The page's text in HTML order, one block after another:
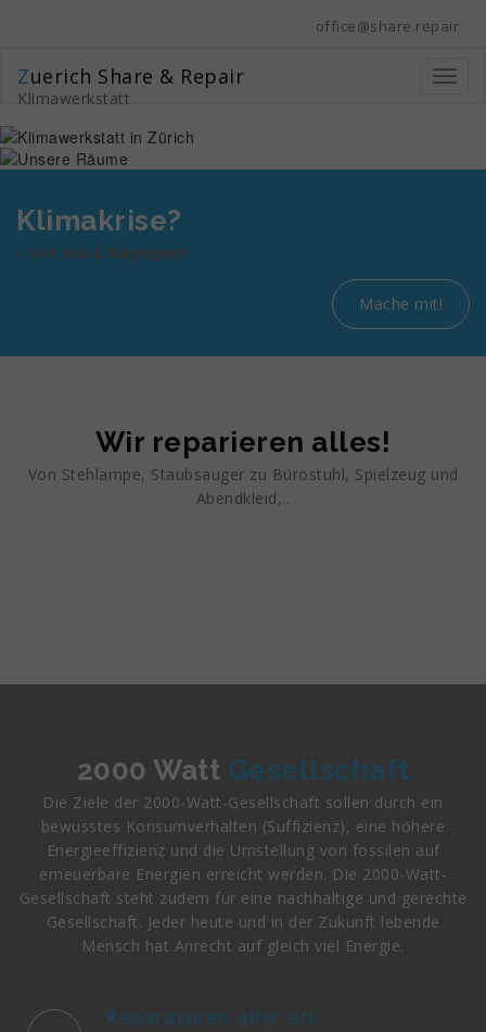
office@share.repair
Zuerich Share & Repair
Klimawerkstatt
Klimakrise?
– wir sind dagegen!
Mache mit!
Wir reparieren alles!
Von Stehlampe, Staubsauger zu Bürostuhl, Spielzeug und
Abendkleid,..
machen. Ob Holz, Metall oder Kunststoff, unsere schlauen Köpfe werden
repariert werden. In den täglichen geöffneten Nähatelier kann unter
2000 Watt Gesellschaft
Die Ziele der 2000-Watt-Gesellschaft sollen durch ein
bewusstes Konsumverhalten (Suffizienz), eine höhere
Energieeffizienz und die Umstellung von fossilen auf
erneuerbare Energien erreicht werden. Die 2000-Watt-
Gesellschaft steht zudem für eine nachhaltige und gerechte
Gesellschaft. Jeder heute und in der Zukunft lebende
Mensch hat Anrecht auf gleich viel Energie.
Reparaturen aller art